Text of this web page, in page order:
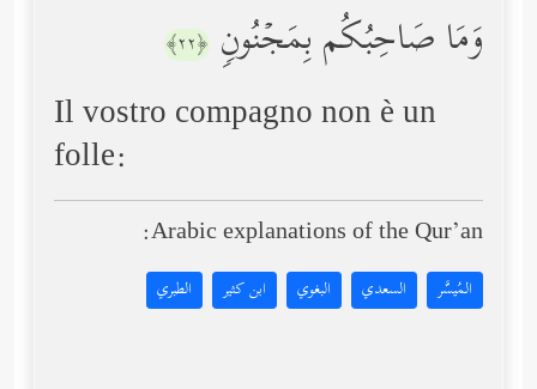
وَمَا صَاحِبُكُم بِمَجۡنُونࣲ ﴿٢٢﴾
Il vostro compagno non è un
folle:
Arabic explanations of the Qur’an:
المُيسَّر السعدي البغوي ابن كثير الطبري